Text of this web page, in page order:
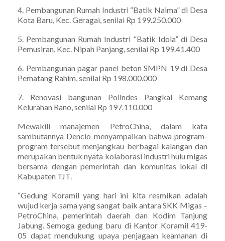
4. Pembangunan Rumah Industri “Batik Naima” di Desa
Kota Baru, Kec. Geragai, senilai Rp 199.250.000
5. Pembangunan Rumah Industri “Batik Idola” di Desa
Pemusiran, Kec. Nipah Panjang, senilai Rp 199.41.400
6. Pembangunan pagar panel beton SMPN 19 di Desa
Pematang Rahim, senilai Rp 198.000.000
7. Renovasi bangunan Polindes Pangkal Kemang
Kelurahan Rano, senilai Rp 197.110.000
Mewakili manajemen PetroChina, dalam kata
sambutannya Dencio menyampaikan bahwa program-
program tersebut menjangkau berbagai kalangan dan
merupakan bentuk nyata kolaborasi industri hulu migas
bersama dengan pemerintah dan komunitas lokal di
Kabupaten TJT.
“Gedung Koramil yang hari ini kita resmikan adalah
wujud kerja sama yang sangat baik antara SKK Migas –
PetroChina, pemerintah daerah dan Kodim Tanjung
Jabung. Semoga gedung baru di Kantor Koramil 419-
05 dapat mendukung upaya penjagaan keamanan di